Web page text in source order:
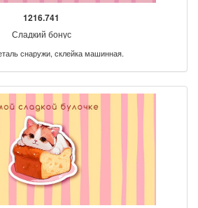
1216.741
Сладкий бонус
снаружи, склейка машинная.